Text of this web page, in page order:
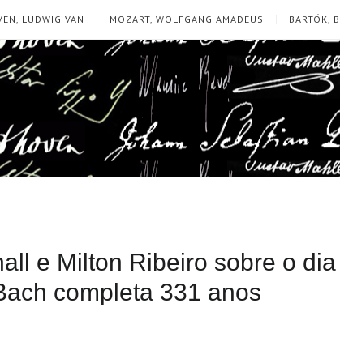
LUDWIG VAN MOZART, WOLFGANG AMADEUS BARTÓK,
e Milton Ribeiro sobre o dia
completa 331 anos